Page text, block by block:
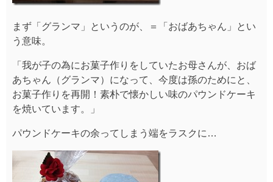
まず「グランマ」というのが、＝「おばあちゃん」とい
う意味。
「我が子の為にお菓子作りをしていたお母さんが、おば
あちゃん（グランマ）になって、今度は孫のためにと、
お菓子作りを再開！素朴で懐かしい味のパウンドケーキ
を焼いています。」
パウンドケーキの余ってしまう端をラスクに…